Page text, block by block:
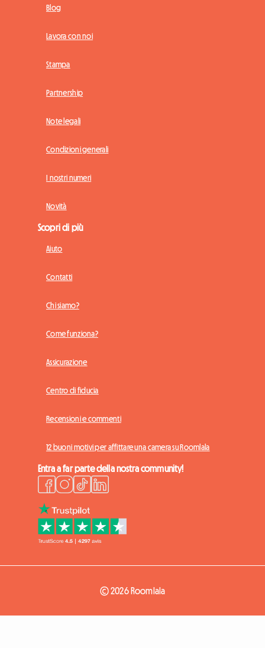
Blog
Lavora con noi
Stampa
Partnership
Note legali
Condizioni generali
I nostri numeri
Novità
Scopri di più
Aiuto
Contatti
Chi siamo?
Come funziona?
Assicurazione
Centro di fiducia
Recensioni e commenti
12 buoni motivi per affittare una camera su Roomlala
Entra a far parte della nostra community!
© 2026 Roomlala